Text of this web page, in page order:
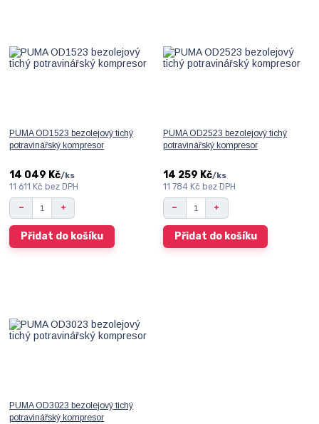
PUMA OD1523 bezolejový tichý
potravinářský kompresor
14 049 Kč/ks
11 611 Kčbez DPH
Přidat do košíku
PUMA OD2523 bezolejový tichý
potravinářský kompresor
14 259 Kč/ks
11 784 Kč bez DPH
Přidat do košíku
PUMA OD3023 bezolejový tichý
potravinářský kompresor